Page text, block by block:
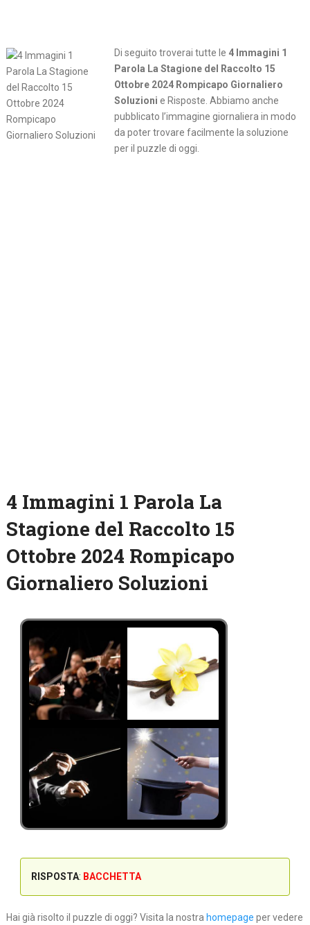
Di seguito troverai tutte le 4 Immagini 1
Parola La Stagione del Raccolto 15
Ottobre 2024 Rompicapo Giornaliero
Soluzioni e Risposte. Abbiamo anche
pubblicato l’immagine giornaliera in modo
da poter trovare facilmente la soluzione
per il puzzle di oggi.
4 Immagini 1 Parola La
Stagione del Raccolto 15
Ottobre 2024 Rompicapo
Giornaliero Soluzioni
RISPOSTA: BACCHETTA
Hai già risolto il puzzle di oggi? Visita la nostra homepage per vedere